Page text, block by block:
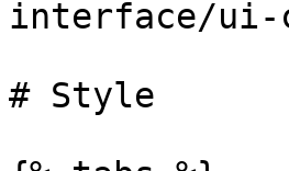
interface/ui-
# Style